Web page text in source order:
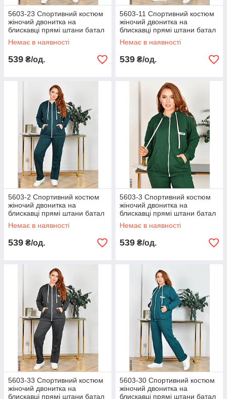
5603-23 Спортивний костюм
жіночий двонитка на
блискавці прямі штани батал
(4 од: 50,52,54,56)
Немає в наявності
539 ₴/од.
5603-11 Спортивний костюм
жіночий двонитка на
блискавці прямі штани батал
(4 од: 50,52,54,56)
Немає в наявності
539 ₴/од.
5603-2 Спортивний костюм
жіночий двонитка на
блискавці прямі штани батал
(4 од: 50,52,54,56)
Немає в наявності
539 ₴/од.
5603-3 Спортивний костюм
жіночий двонитка на
блискавці прямі штани батал
(4 од: 50,52,54,56)
Немає в наявності
539 ₴/од.
5603-33 Спортивний костюм
жіночий двонитка на
блискавці прямі штани батал
5603-30 Спортивний костюм
жіночий двонитка на
блискавці прямі штани батал